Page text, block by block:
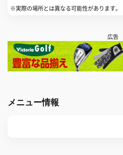
※実際の場所とは異なる可能性があります。
広告
メニュー情報